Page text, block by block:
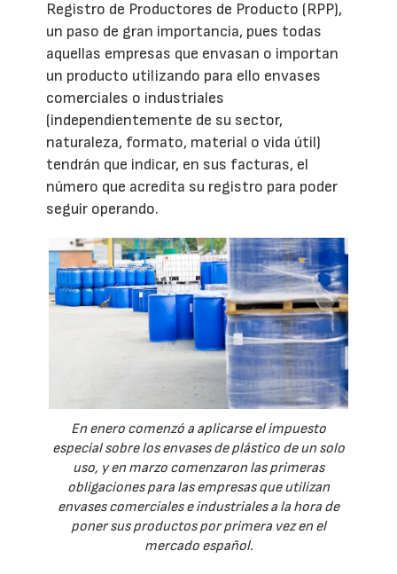
Registro de Productores de Producto (RPP),
un paso de gran importancia, pues todas
aquellas empresas que envasan o importan
un producto utilizando para ello envases
comerciales o industriales
(independientemente de su sector,
naturaleza, formato, material o vida útil)
tendrán que indicar, en sus facturas, el
número que acredita su registro para poder
seguir operando.
En enero comenzó a aplicarse el impuesto
especial sobre los envases de plástico de un solo
uso, y en marzo comenzaron las primeras
obligaciones para las empresas que utilizan
envases comerciales e industriales a la hora de
poner sus productos por primera vez en el
mercado español.